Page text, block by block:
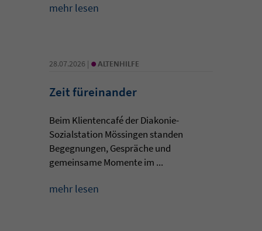
mehr lesen
28.07.2026 | • ALTENHILFE
Zeit füreinander
Beim Klientencafé der Diakonie-
Sozialstation Mössingen standen
Begegnungen, Gespräche und
gemeinsame Momente im ...
mehr lesen